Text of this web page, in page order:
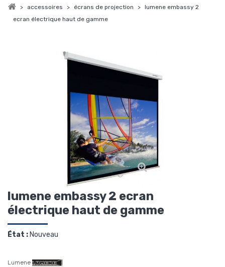
> accessoires > écrans de projection > lumene embassy 2
ecran électrique haut de gamme
lumene embassy 2 ecran
électrique haut de gamme
État :Nouveau
Lumene